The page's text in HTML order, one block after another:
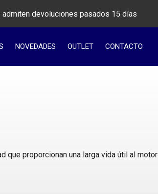
admiten devoluciones pasados 15 días
NOVEDADES OUTLET CONTACTO
que proporcionan una larga vida útil al motor